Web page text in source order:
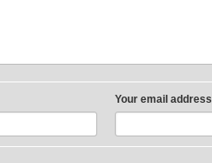
Your email address